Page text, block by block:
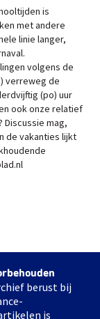
is
met andere
linie langer,
volgens de
verreweg de
(po) uur
ook onze relatief
mag,
de vakanties lijkt
berust bij
is